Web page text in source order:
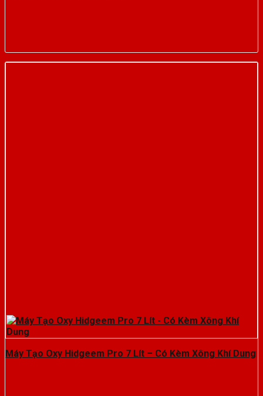
Máy Tạo Oxy Hidgeem Pro 7 Lít – Có Kèm Xông Khí Dung